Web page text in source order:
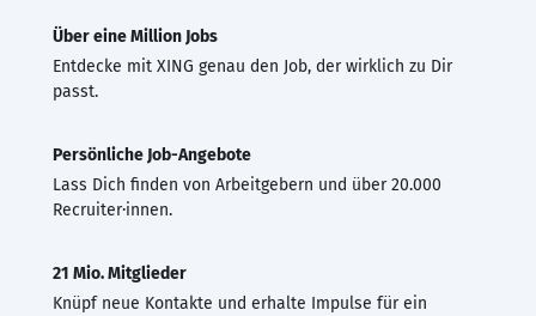
Über eine Million Jobs
Entdecke mit XING genau den Job, der wirklich zu Dir
passt.
Persönliche Job-Angebote
Lass Dich finden von Arbeitgebern und über 20.000
Recruiter·innen.
21 Mio. Mitglieder
Knüpf neue Kontakte und erhalte Impulse für ein